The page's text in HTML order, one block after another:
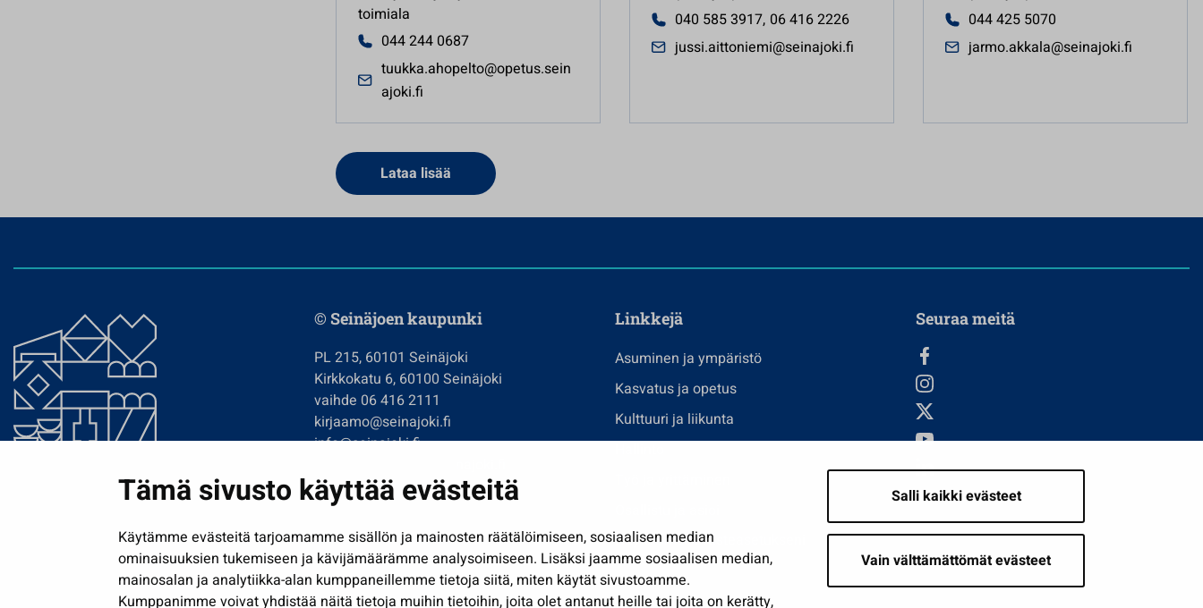
Tämä sivusto käyttää evästeitä
Käytämme evästeitä tarjoamamme sisällön ja mainosten räätälöimiseen, sosiaalisen median
ominaisuuksien tukemiseen ja kävijämäärämme analysoimiseen. Lisäksi jaamme sosiaalisen median,
mainosalan ja analytiikka-alan kumppaneillemme tietoja siitä, miten käytät sivustoamme.
Kumppanimme voivat yhdistää näitä tietoja muihin tietoihin, joita olet antanut heille tai joita on kerätty,
Salli kaikki evästeet
Vain välttämättömät evästeet
toimiala
044 244 0687
tuukka.ahopelto@opetus.sein
ajoki.fi
040 585 3917, 06 416 2226
jussi.aittoniemi@seinajoki.fi
044 425 5070
jarmo.akkala@seinajoki.fi
Lataa lisää
© Seinäjoen kaupunki
PL 215, 60101 Seinäjoki
Kirkkokatu 6, 60100 Seinäjoki
vaihde 06 416 2111
kirjaamo@seinajoki.fi
info@seinajoki.fi
Tilaa uutiskirje
Linkkejä
Asuminen ja ympäristö
Kasvatus ja opetus
Kulttuuri ja liikunta
Näytä omat evästeasetukseni
Seuraa meitä